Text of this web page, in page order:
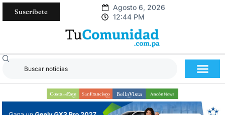
Suscríbete
Agosto 6, 2026
12:44 PM